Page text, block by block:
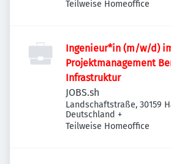
Teilweise Homeoffice
Ingenieur*in (m/w/d)
Projektmanagement
Infrastruktur
JOBS.sh
Landschaftstraße, 30159
Deutschland +
Teilweise Homeoffice